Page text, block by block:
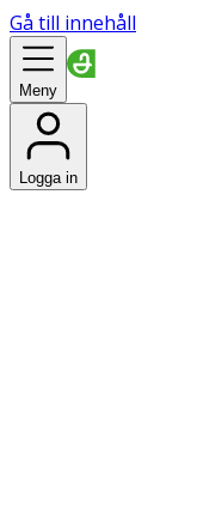
Gå till innehåll
Meny
Logga in